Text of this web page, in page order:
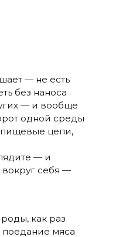
— не есть
без наноса
— и вообще
одной среды
пищевые цепи,
— и
себя —
как раз
мяса